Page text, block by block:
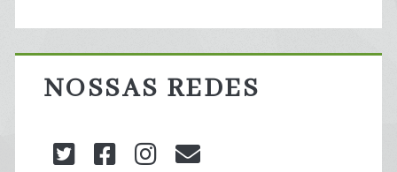
NOSSAS REDES
twitterfacebookinstagram